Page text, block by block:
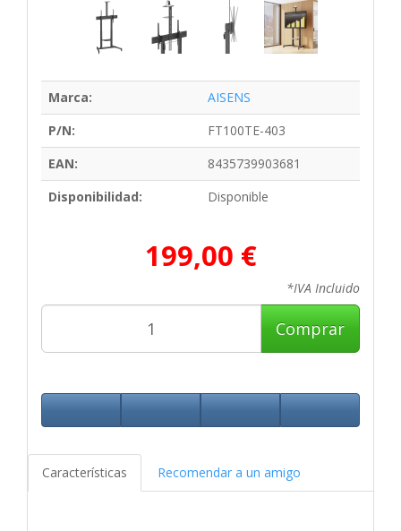
Marca:
AISENS
P/N:
FT100TE-403
EAN:
8435739903681
Disponibilidad:
Disponible
199,00 €
*IVA Incluido
Comprar
Características Recomendar a un amigo